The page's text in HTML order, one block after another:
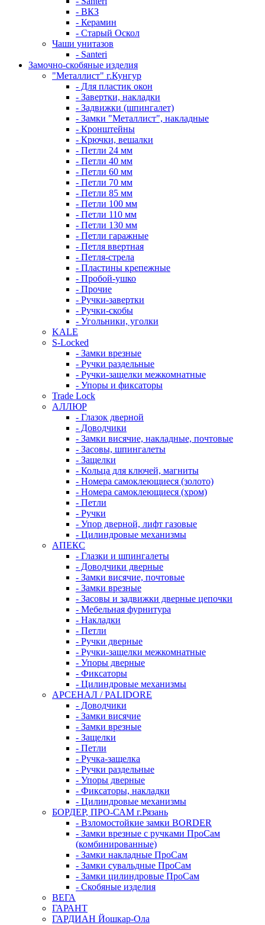
- ВКЗ
- Керамин
- Старый Оскол
Чаши унитазов
- Santeri
Замочно-скобяные изделия
"Металлист" г.Кунгур
- Для пластик окон
- Завертки, накладки
- Задвижки (шпингалет)
- Замки "Металлист", накладные
- Кронштейны
- Крючки, вешалки
- Петли 24 мм
- Петли 40 мм
- Петли 60 мм
- Петли 70 мм
- Петли 85 мм
- Петли 100 мм
- Петли 110 мм
- Петли 130 мм
- Петли гаражные
- Петля ввертная
- Петля-стрела
- Пластины крепежные
- Пробой-ушко
- Прочие
- Ручки-завертки
- Ручки-скобы
- Угольники, уголки
KALE
S-Locked
- Замки врезные
- Ручки раздельные
- Ручки-защелки межкомнатные
- Упоры и фиксаторы
Trade Lock
АЛЛЮР
- Глазок дверной
- Доводчики
- Замки висячие, накладные, почтовые
- Засовы, шпингалеты
- Защелки
- Кольца для ключей, магниты
- Номера самоклеющиеся (золото)
- Номера самоклеющиеся (хром)
- Петли
- Ручки
- Упор дверной, лифт газовые
- Цилиндровые механизмы
АПЕКС
- Глазки и шпингалеты
- Доводчики дверные
- Замки висячие, почтовые
- Замки врезные
- Засовы и задвижки дверные цепочки
- Мебельная фурнитура
- Накладки
- Петли
- Ручки дверные
- Ручки-защелки межкомнатные
- Упоры дверные
- Фиксаторы
- Цилиндровые механизмы
АРСЕНАЛ / PALIDORE
- Доводчики
- Замки висячие
- Замки врезные
- Защелки
- Петли
- Ручка-защелка
- Ручки раздельные
- Упоры дверные
- Фиксаторы, накладки
- Цилиндровые механизмы
БОРДЕР, ПРО-САМ г.Рязань
- Взломостойкие замки BORDER
- Замки врезные с ручками ПроСам
(комбинированные)
- Замки накладные ПроСам
- Замки сувальдные ПроСам
- Замки цилиндровые ПроСам
- Скобяные изделия
ВЕГА
ГАРАНТ
ГАРДИАН Йошкар-Ола